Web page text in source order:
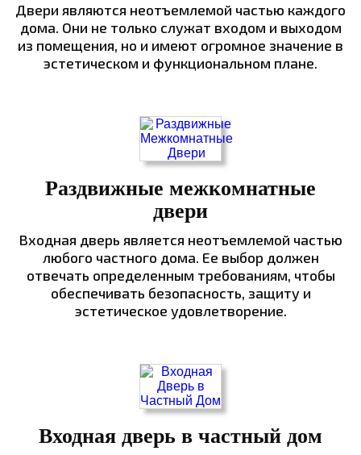
Двери являются неотъемлемой частью каждого
дома. Они не только служат входом и выходом
из помещения, но и имеют огромное значение в
эстетическом и функциональном плане.
Раздвижные межкомнатные
двери
Входная дверь является неотъемлемой частью
любого частного дома. Ее выбор должен
отвечать определенным требованиям, чтобы
обеспечивать безопасность, защиту и
эстетическое удовлетворение.
Входная дверь в частный дом